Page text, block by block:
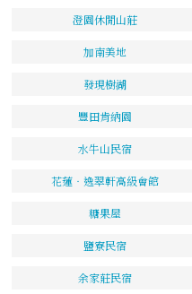
澄園休閒山莊
加南美地
發現樹湖
豐田肯納園
水牛山民宿
花蓮‧逸翠軒高級會館
糖果屋
鹽寮民宿
余家莊民宿